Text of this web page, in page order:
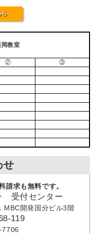
ら
岡教室
②
③
せ
請求も無料です。
受付センター
開発国分ビル3階
119
7706